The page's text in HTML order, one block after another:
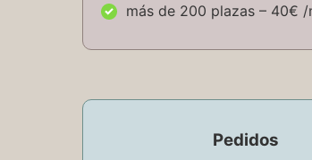
más de 200 plazas – 40€ /
Pedidos